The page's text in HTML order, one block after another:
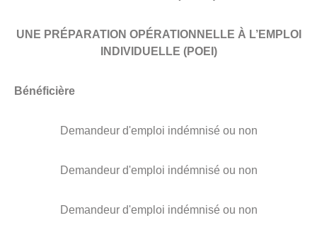
UNE PRÉPARATION OPÉRATIONNELLE À L’EMPLOI
INDIVIDUELLE (POEI)
Bénéficière
Demandeur d'emploi indémnisé ou non
Demandeur d'emploi indémnisé ou non
Demandeur d'emploi indémnisé ou non